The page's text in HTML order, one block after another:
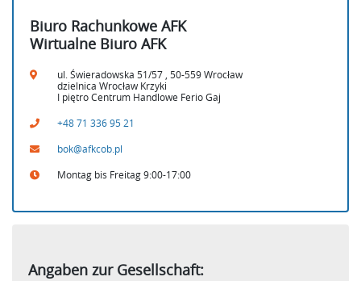
Biuro Rachunkowe AFK
Wirtualne Biuro AFK
ul. Świeradowska 51/57 , 50-559 Wrocław
dzielnica Wrocław Krzyki
I piętro Centrum Handlowe Ferio Gaj
+48 71 336 95 21
bok@afkcob.pl
Montag bis Freitag 9:00-17:00
Angaben zur Gesellschaft: